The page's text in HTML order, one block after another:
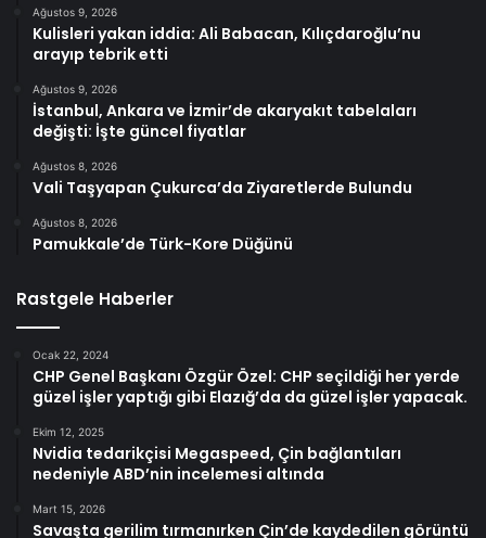
Ağustos 9, 2026
Kulisleri yakan iddia: Ali Babacan, Kılıçdaroğlu’nu
arayıp tebrik etti
Ağustos 9, 2026
İstanbul, Ankara ve İzmir’de akaryakıt tabelaları
değişti: İşte güncel fiyatlar
Ağustos 8, 2026
Vali Taşyapan Çukurca’da Ziyaretlerde Bulundu
Ağustos 8, 2026
Pamukkale’de Türk-Kore Düğünü
Rastgele Haberler
Ocak 22, 2024
CHP Genel Başkanı Özgür Özel: CHP seçildiği her yerde
güzel işler yaptığı gibi Elazığ’da da güzel işler yapacak.
Ekim 12, 2025
Nvidia tedarikçisi Megaspeed, Çin bağlantıları
nedeniyle ABD’nin incelemesi altında
Mart 15, 2026
Savaşta gerilim tırmanırken Çin’de kaydedilen görüntü